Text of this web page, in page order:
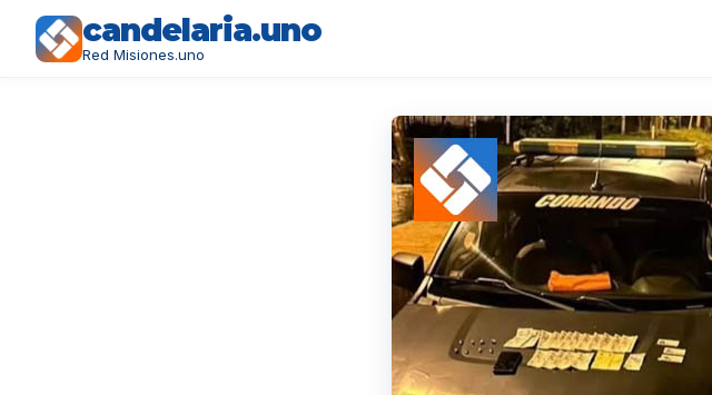
candelaria.uno
Red Misiones.uno